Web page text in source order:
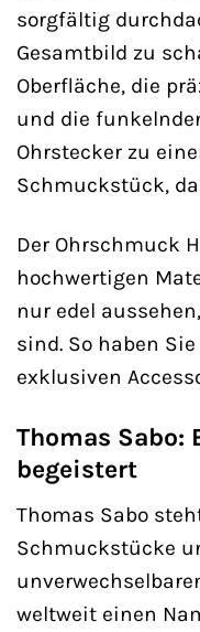
sorgfältig
Gesamtbild zu
Oberfläche, die
und die
Ohrstecker zu
Schmuckstück,
Der Ohrschmuck
hochwertigen
nur edel
sind. So haben
exklusiven
Thomas Sabo:
begeistert
Thomas Sabo
Schmuckstücke
weltweit einen